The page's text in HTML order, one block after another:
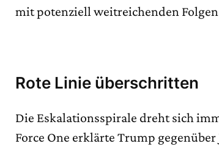
mit potenziell weitreichenden
Rote Linie überschritten
Die Eskalationsspirale dreht sich
Force One erklärte Trump